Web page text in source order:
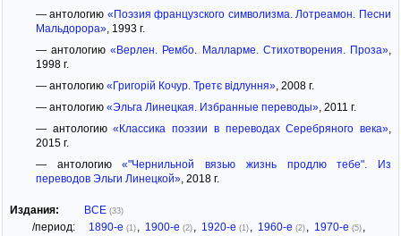
— антологию «Поэзия французского символизма. Лотреамон. Песни
Мальдорора», 1993 г.
— антологию«Верлен. Рембо. Малларме. Стихотворения. Проза»
1998 г.
— антологию «Григорій Кочур. Третє відлуння», 2008 г.
— антологию «Эльга Линецкая. Избранные переводы», 2011 г.
— антологию«Классика поэзии в переводах Серебряного века»
2015 г.
— антологию«"Чернильной вязью жизнь продлю тебе". Из
переводов Эльги Линецкой», 2018 г.
Издания: ВСЕ (33)
/период: 1890-е (1) 1900-е (2) 1920-е (1) 1960-е (2) 1970-е (5)